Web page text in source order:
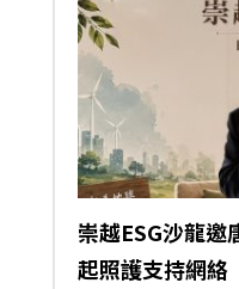
崇越ESG沙龍邀
起照護支持網絡